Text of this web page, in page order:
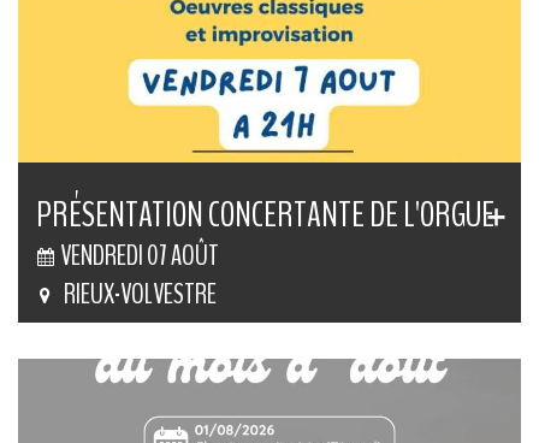
PRÉSENTATION CONCERTANTE DE L'ORGUE
VENDREDI 07 AOÛT
RIEUX-VOLVESTRE